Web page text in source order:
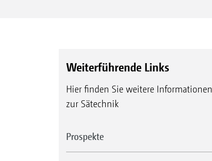
Weiterführende Links
Hier finden Sie weitere Informationen
zur Sätechnik
Prospekte